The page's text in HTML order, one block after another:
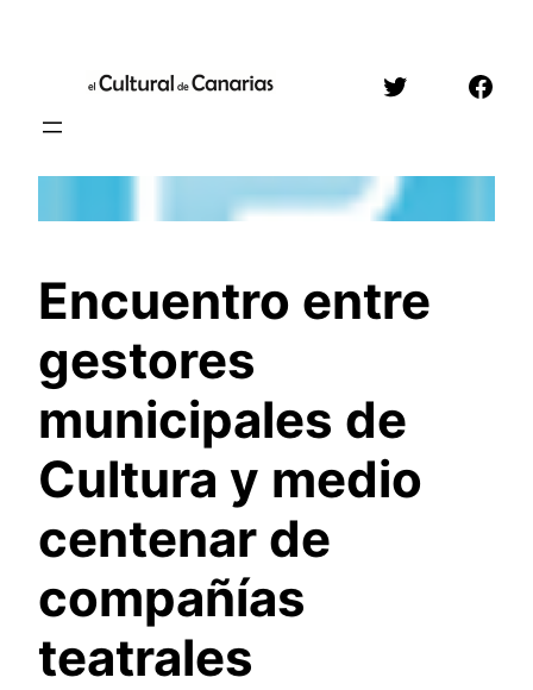
contenido
Twitter
Encuentro entre
gestores
municipales de
Cultura y medio
centenar de
compañías
teatrales